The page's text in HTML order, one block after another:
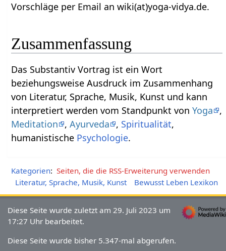
Vorschläge per Email an wiki(at)yoga-vidya.de.
Zusammenfassung
Das Substantiv Vortrag‏‎ ist ein Wort
beziehungsweise Ausdruck im Zusammenhang
von Literatur, Sprache, Musik, Kunst und kann
interpretiert werden vom Standpunkt vonYoga
,
Meditation
,Ayurveda , Spiritualität,
humanistische Psychologie.
Kategorien: Seiten, die die RSS-Erweiterung verwenden
Literatur, Sprache, Musik, Kunst
Bewusst Leben Lexikon
Diese Seite wurde zuletzt am 29. Juli 2023 um
17:27 Uhr bearbeitet.
Diese Seite wurde bisher 5.347-mal abgerufen.